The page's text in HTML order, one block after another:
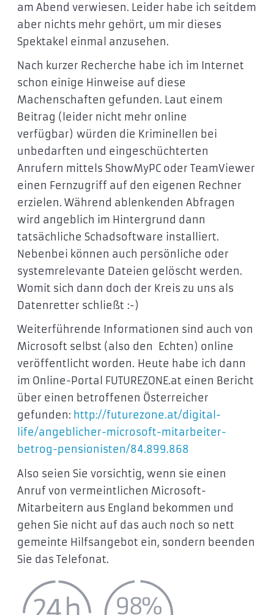
am Abend verwiesen. Leider habe ich seitdem
aber nichts mehr gehört, um mir dieses
Spektakel einmal anzusehen.
Nach kurzer Recherche habe ich im Internet
schon einige Hinweise auf diese
Machenschaften gefunden. Laut einem
Beitrag (leider nicht mehr online
verfügbar) würden die Kriminellen bei
unbedarften und eingeschüchterten
Anrufern mittels ShowMyPC oder TeamViewer
einen Fernzugriff auf den eigenen Rechner
erzielen. Während ablenkenden Abfragen
wird angeblich im Hintergrund dann
tatsächliche Schadsoftware installiert.
Nebenbei können auch persönliche oder
systemrelevante Dateien gelöscht werden.
Womit sich dann doch der Kreis zu uns als
Datenretter schließt :-)
Weiterführende Informationen sind auch von
Microsoft selbst (also den Echten) online
veröffentlicht worden. Heute habe ich dann
im Online-Portal FUTUREZONE.at einen Bericht
über einen betroffenen Österreicher
gefunden: http://futurezone.at/digital-
life/angeblicher-microsoft-mitarbeiter-
betrog-pensionisten/84.899.868
Also seien Sie vorsichtig, wenn sie einen
Anruf von vermeintlichen Microsoft-
Mitarbeitern aus England bekommen und
gehen Sie nicht auf das auch noch so nett
gemeinte Hilfsangebot ein, sondern beenden
Sie das Telefonat.